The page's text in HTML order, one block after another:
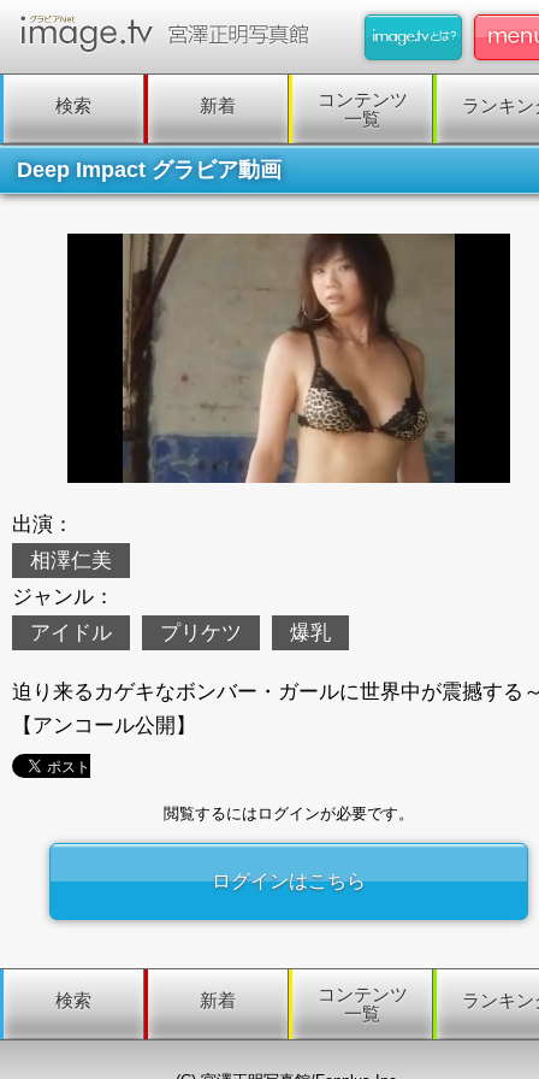
検索 新着
コンテンツ
一覧
ランキン
Deep Impact グラビア動画
出演：
相澤仁美
ジャンル：
アイドル
プリケツ 爆乳
迫り来るカゲキなボンバー・ガールに世界中が震撼する
【アンコール公開】
閲覧するにはログインが必要です。
ログインはこちら
検索 新着
コンテンツ
一覧
ランキン